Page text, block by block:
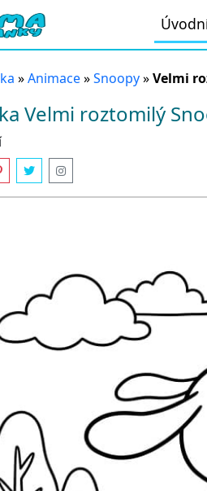
»Animace»Snoopy»Velmi
Velmi roztomilý